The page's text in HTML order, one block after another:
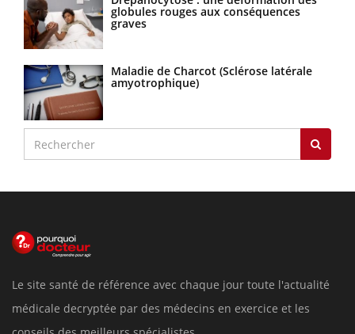
globules rouges aux conséquences
graves
Maladie de Charcot (Sclérose latérale
amyotrophique)
Le site santé de référence avec chaque jour toute l'actualité
médicale decryptée par des médecins en exercice et les